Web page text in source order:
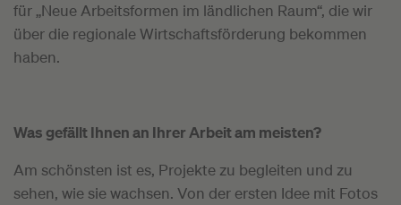
für „Neue Arbeitsformen im ländlichen Raum“, die wir
über die regionale Wirtschaftsförderung bekommen
haben.
Was gefällt Ihnen an Ihrer Arbeit am meisten?
Am schönsten ist es, Projekte zu begleiten und zu
sehen, wie sie wachsen. Von der ersten Idee mit Fotos